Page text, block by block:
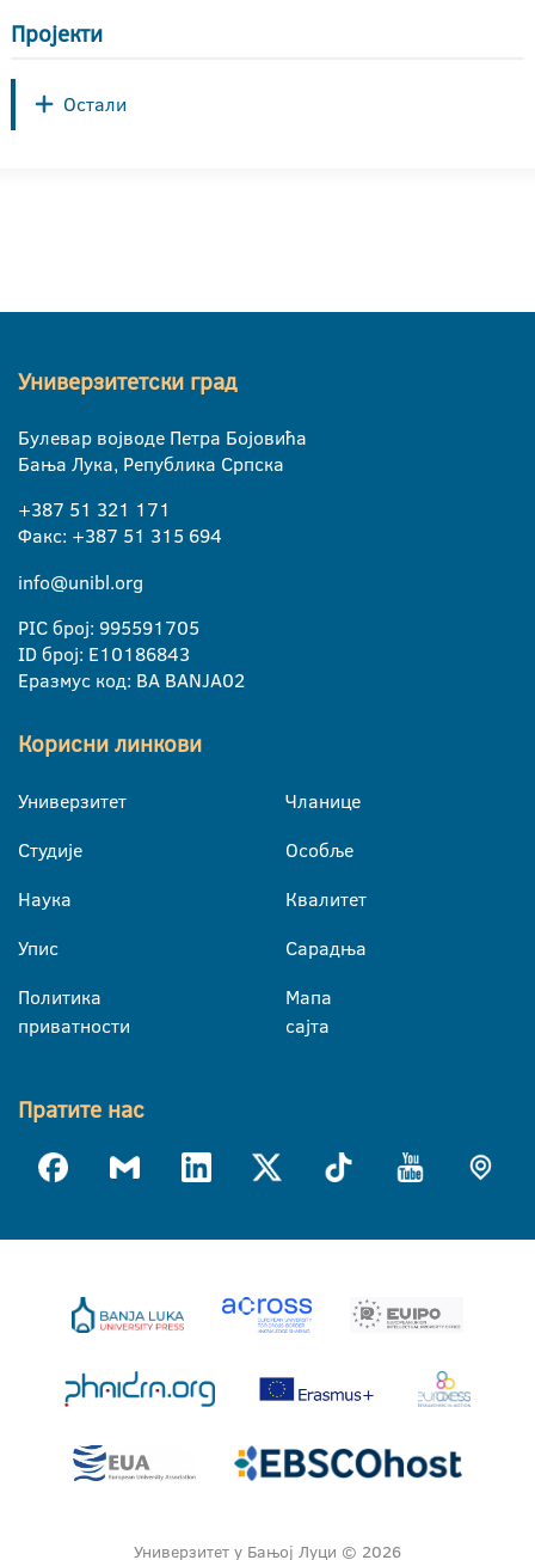
Пројекти
Остали
Универзитетски град
Булевар војводе Петра Бојовића
Бања Лука, Република Српска
+387 51 321 171
Факс: +387 51 315 694
info@unibl.org
PIC број: 995591705
ID број: E10186843
Еразмус код: BA BANJA02
Корисни линкови
Универзитет
Студије
Наука
Упис
Политика
приватности
Чланице
Особље
Квалитет
Сарадња
Мапа
сајта
Пратите нас
Универзитет у Бањој Луци © 2026